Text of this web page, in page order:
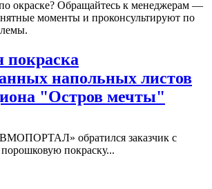
окраске? Обращайтесь к менеджерам —
моменты и проконсультируют по
напольных листов
"Остров мечты"
обратился заказчик с
покраску...